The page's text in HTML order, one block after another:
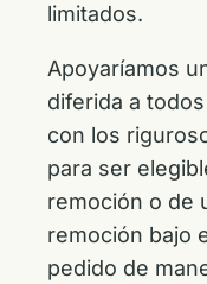
limitados.
Apoyaríamos
diferida a
con los
para ser
remoción o de
remoción bajo
pedido de